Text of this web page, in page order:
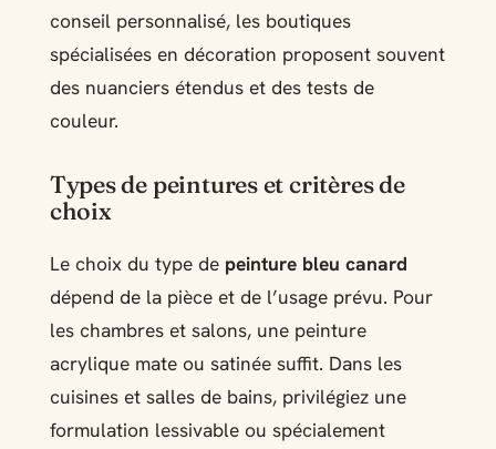
conseil personnalisé, les boutiques
spécialisées en décoration proposent souvent
des nuanciers étendus et des tests de
couleur.
Types de peintures et critères de
choix
Le choix du type de peinture bleu canard
dépend de la pièce et de l’usage prévu. Pour
les chambres et salons, une peinture
acrylique mate ou satinée suffit. Dans les
cuisines et salles de bains, privilégiez une
formulation lessivable ou spécialement